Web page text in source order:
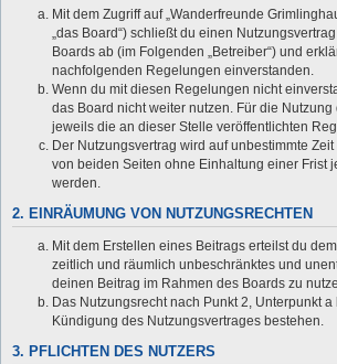
Mit dem Zugriff auf „Wanderfreunde
„das Board“) schließt du einen
Boards ab (im Folgenden „Betreiber“) und
nachfolgenden Regelungen einverstanden.
Wenn du mit diesen Regelungen nicht
das Board nicht weiter nutzen. Für die Nutzung
jeweils die an dieser Stelle veröffentlichten
Der Nutzungsvertrag wird auf unbestimmte
von beiden Seiten ohne Einhaltung einer Frist
werden.
2. EINRÄUMUNG VON NUTZUNGSRECHTEN
Mit dem Erstellen eines Beitrags erteilst du
zeitlich und räumlich unbeschränktes und
deinen Beitrag im Rahmen des Boards zu
Das Nutzungsrecht nach Punkt 2, Unterpunkt
Kündigung des Nutzungsvertrages bestehen.
3. PFLICHTEN DES NUTZERS